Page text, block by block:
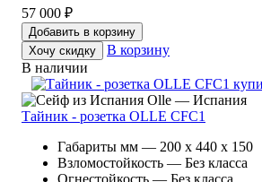
57 000 ₽
Добавить в корзину
Хочу скидку
В корзину
В наличии
Olle — Испания
Тайник - розетка OLLE CFC1
Габариты мм — 200 x 440 x 150
Взломостойкость — Без класса
Огнестойкость — Без класса